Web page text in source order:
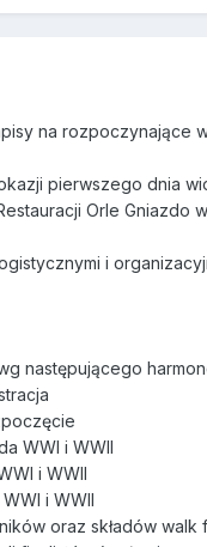
na rozpoczynające
pierwszego dnia
Orle Gniazdo
i
następującego
WWI i WWII
i WWII
i WWII
oraz składów walk